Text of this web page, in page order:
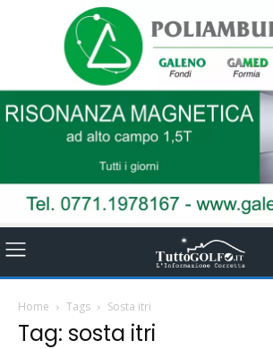
Home Tags Sosta itri
Tag: sosta itri